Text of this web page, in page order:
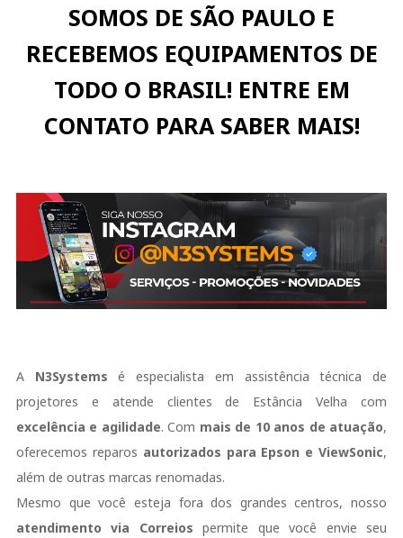
SOMOS DE SÃO PAULO E
RECEBEMOS EQUIPAMENTOS DE
TODO O BRASIL! ENTRE EM
CONTATO PARA SABER MAIS!
A N3Systems é especialista em assistência técnica de
projetores e atende clientes de Estância Velha com
excelência e agilidade. Com mais de 10 anos de atuação,
oferecemos reparos autorizados para Epson e ViewSonic,
além de outras marcas renomadas.
Mesmo que você esteja fora dos grandes centros, nosso
atendimento via Correios permite que você envie seu